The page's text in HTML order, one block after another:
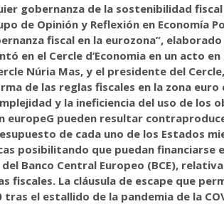
gobernanza de la sostenibilidad
de Opinión y Reflexión en Economía
fiscal en la eurozona”,
en el Cercle d’Economia en un acto
Núria Mas, y el presidente del
de las reglas fiscales en la zona
y la ineficiencia del uso de los
europeG pueden resultar
de cada uno de los Estados
posibilitando que puedan
Banco Central Europeo (BCE),
fiscales. La cláusula de escape que
tras el estallido de la pandemia de la